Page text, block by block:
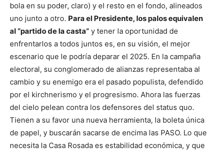
bola en su poder, claro) y el resto en el fondo, alineados
uno junto a otro. Para el Presidente, los palos equivalen
al “partido de la casta” y tener la oportunidad de
enfrentarlos a todos juntos es, en su visión, el mejor
escenario que le podría deparar el 2025. En la campaña
electoral, su conglomerado de alianzas representaba al
cambio y su enemigo era el pasado populista, defendido
por el kirchnerismo y el progresismo. Ahora las fuerzas
del cielo pelean contra los defensores del status quo.
Tienen a su favor una nueva herramienta, la boleta única
de papel, y buscarán sacarse de encima las PASO. Lo que
necesita la Casa Rosada es estabilidad económica, y que